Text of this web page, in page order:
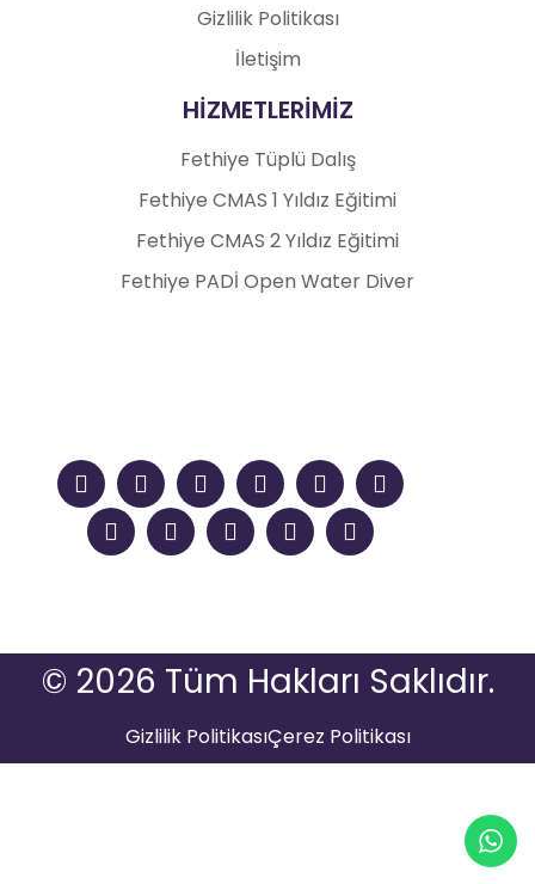
Gizlilik Politikası
İletişim
HİZMETLERİMİZ
Fethiye Tüplü Dalış
Fethiye CMAS 1 Yıldız Eğitimi
Fethiye CMAS 2 Yıldız Eğitimi
Fethiye PADİ Open Water Diver
© 2026 Tüm Hakları Saklıdır.
Gizlilik PolitikasıÇerez Politikası